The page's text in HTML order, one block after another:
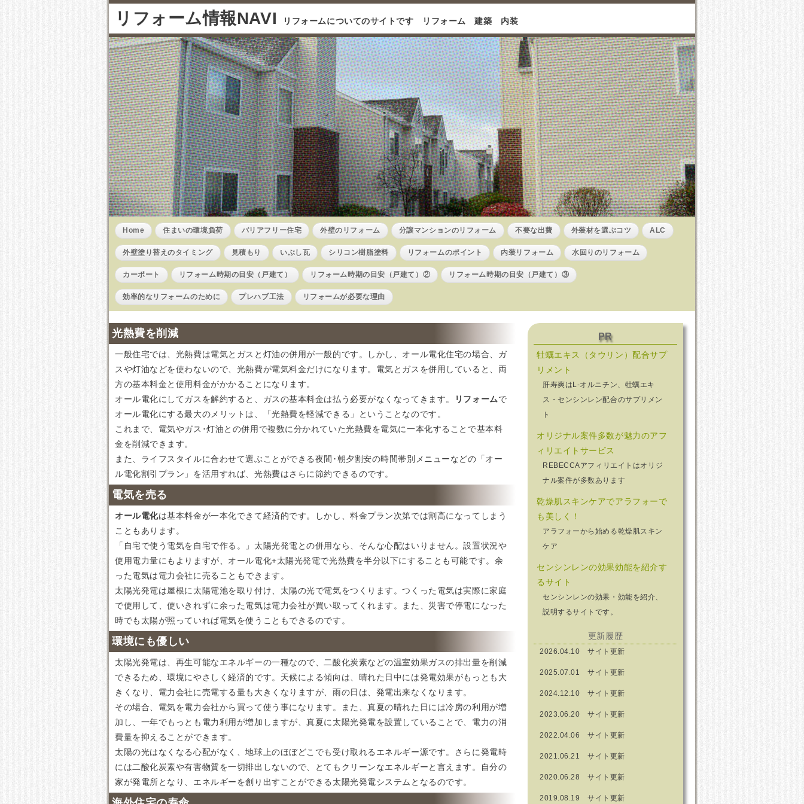
リフォーム情報NAVI リフォームについてのサイトです リフォーム 建築 内装
Home 住まいの環境負荷 バリアフリー住宅 外壁のリフォーム 分譲マンションのリフォーム 不要な出費 外装材を選ぶコツ ALC
外壁塗り替えのタイミング 見積もり いぶし瓦 シリコン樹脂塗料 リフォームのポイント 内装リフォーム 水回りのリフォーム
カーポート リフォーム時期の目安（戸建て） リフォーム時期の目安（戸建て）② リフォーム時期の目安（戸建て）③
効率的なリフォームのために プレハブ工法 リフォームが必要な理由
光熱費を削減
一般住宅では、光熱費は電気とガスと灯油の併用が一般的です。しかし、オール電化住宅の場合、ガ
スや灯油などを使わないので、光熱費が電気料金だけになります。電気とガスを併用していると、両
方の基本料金と使用料金がかかることになります。
オール電化にしてガスを解約すると、ガスの基本料金は払う必要がなくなってきます。
リフォームで
オール電化にする最大のメリットは、「光熱費を軽減できる」ということなのです。
これまで、電気やガス･灯油との併用で複数に分かれていた光熱費を電気に一本化することで基本料
金を削減できます。
また、ライフスタイルに合わせて選ぶことができる夜間･朝夕割安の時間帯別メニューなどの「オー
ル電化割引プラン」を活用すれば、光熱費はさらに節約できるのです。
電気を売る
オール電化は基本料金が一本化できて経済的です。しかし、料金プラン次第では割高になってしまう
こともあります。
「自宅で使う電気を自宅で作る。」太陽光発電との併用なら、そんな心配はいりません。設置状況や
使用電力量にもよりますが、オール電化+太陽光発電で光熱費を半分以下にすることも可能です。余
った電気は電力会社に売ることもできます。
太陽光発電は屋根に太陽電池を取り付け、太陽の光で電気をつくります。つくった電気は実際に家庭
で使用して、使いきれずに余った電気は電力会社が買い取ってくれます。また、災害で停電になった
時でも太陽が照っていれば電気を使うこともできるのです。
環境にも優しい
太陽光発電は、再生可能なエネルギーの一種なので、二酸化炭素などの温室効果ガスの排出量を削減
できるため、環境にやさしく経済的です。天候による傾向は、晴れた日中には発電効果がもっとも大
きくなり、電力会社に売電する量も大きくなりますが、雨の日は、発電出来なくなります。
その場合、電気を電力会社から買って使う事になります。また、真夏の晴れた日には冷房の利用が増
加し、一年でもっとも電力利用が増加しますが、真夏に太陽光発電を設置していることで、電力の消
費量を抑えることができます。
太陽の光はなくなる心配がなく、地球上のほぼどこでも受け取れるエネルギー源です。さらに発電時
には二酸化炭素や有害物質を一切排出しないので、とてもクリーンなエネルギーと言えます。自分の
家が発電所となり、エネルギーを創り出すことができる太陽光発電システムとなるのです。
PR
牡蠣エキス（タウリン）配合サプ
リメント
肝寿爽はL-オルニチン、牡蠣エキ
ス・センシンレン配合のサプリメン
ト
オリジナル案件多数が魅力のアフ
ィリエイトサービス
REBECCAアフィリエイトはオリジ
ナル案件が多数あります
乾燥肌スキンケアでアラフォーで
も美しく！
アラフォーから始める乾燥肌スキン
ケア
センシンレンの効果効能を紹介す
るサイト
センシンレンの効果・効能を紹介、
説明するサイトです。
更新履歴
2026.04.10 サイト更新
2025.07.01 サイト更新
2024.12.10 サイト更新
2023.06.20 サイト更新
2022.04.06 サイト更新
2021.06.21 サイト更新
2020.06.28 サイト更新
2019.08.19 サイト更新